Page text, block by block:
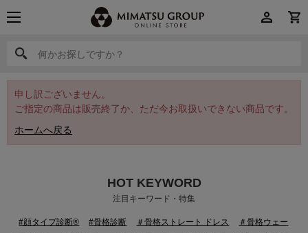
何かお探しですか？
何かお探しですか？
申し訳ございません。
ご指定の商品は販売終了か、ただ今お取扱いできない商品です。
ホームへ戻る
HOT KEYWORD
注目キーワード・特集
#顔タイプ診断® #骨格診断 ＃骨格ストレート ドレス
＃骨格ウェー